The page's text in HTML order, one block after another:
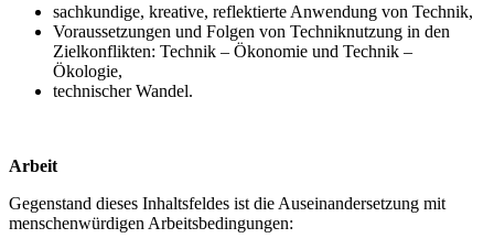
sachkundige, kreative, reflektierte Anwendung von Technik,
Voraussetzungen und Folgen von Techniknutzung in den
Zielkonflikten: Technik – Ökonomie und Technik –
Ökologie,
technischer Wandel.
Arbeit
Gegenstand dieses Inhaltsfeldes ist die Auseinandersetzung mit
menschenwürdigen Arbeitsbedingungen: